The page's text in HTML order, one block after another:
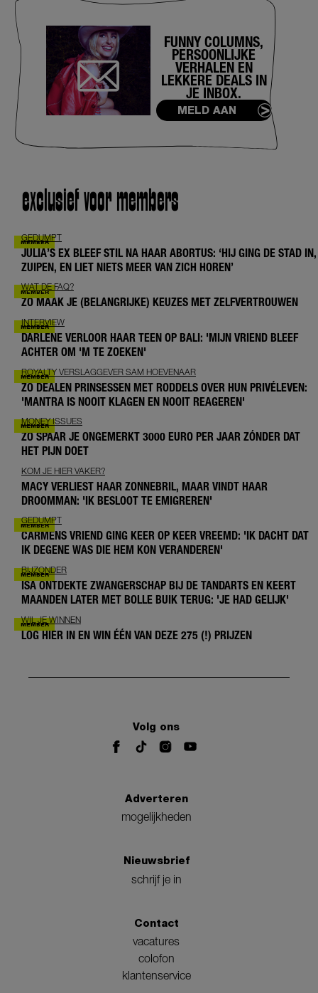
FUNNY COLUMNS,
PERSOONLIJKE
VERHALEN EN
LEKKERE DEALS IN
JE INBOX.
MELD AAN
exclusief voor members
GEDUMPT
JULIA’S EX BLEEF STIL NA HAAR ABORTUS: ‘HIJ GING DE STAD IN,
ZUIPEN, EN LIET NIETS MEER VAN ZICH HOREN’
WAT DE FAQ?
ZO MAAK JE (BELANGRIJKE) KEUZES MET ZELFVERTROUWEN
INTERVIEW
DARLENE VERLOOR HAAR TEEN OP BALI: 'MIJN VRIEND BLEEF
ACHTER OM 'M TE ZOEKEN'
ROYALTY VERSLAGGEVER SAM HOEVENAAR
ZO DEALEN PRINSESSEN MET RODDELS OVER HUN PRIVÉLEVEN:
'MANTRA IS NOOIT KLAGEN EN NOOIT REAGEREN'
MONEY ISSUES
ZO SPAAR JE ONGEMERKT 3000 EURO PER JAAR ZÓNDER DAT
HET PIJN DOET
KOM JE HIER VAKER?
MACY VERLIEST HAAR ZONNEBRIL, MAAR VINDT HAAR
DROOMMAN: 'IK BESLOOT TE EMIGREREN'
GEDUMPT
CARMENS VRIEND GING KEER OP KEER VREEMD: 'IK DACHT DAT
IK DEGENE WAS DIE HEM KON VERANDEREN'
BIJZONDER
ISA ONTDEKTE ZWANGERSCHAP BIJ DE TANDARTS EN KEERT
MAANDEN LATER MET BOLLE BUIK TERUG: 'JE HAD GELIJK'
WIL JE WINNEN
LOG HIER IN EN WIN ÉÉN VAN DEZE 275 (!) PRIJZEN
Volg ons
Adverteren
mogelijkheden
Nieuwsbrief
schrijf je in
Contact
vacatures
colofon
klantenservice